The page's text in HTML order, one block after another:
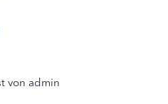
von admin